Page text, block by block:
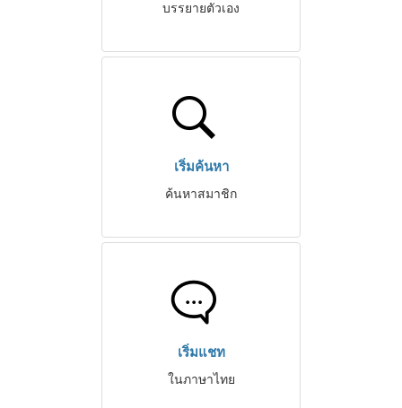
บรรยายตัวเอง
เริ่มค้นหา
ค้นหาสมาชิก
เริ่มแชท
ในภาษาไทย